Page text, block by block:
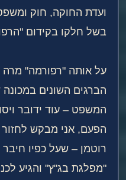
ועדת החוקה, חוק
בשל חלקו בקידום
על אותה "רפורמה"
הברגים השונים
המשפט – עוד ידובר
הפעם, אני מבקש
רוטמן – שעל כפיו
"מפלגת בג"ץ" והגיע